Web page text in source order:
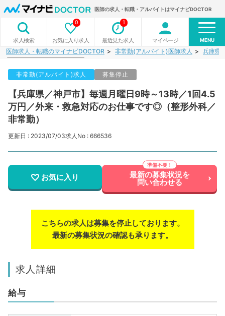
医師の求人・転職・アルバイトはマイナビDOCTOR
求人検索 お気に入り求人
0
最近見た求人
1
マイページ MENU
医師求人・転職のマイナビDOCTOR 非常勤(アルバイト)医師求人 兵庫県
非常勤(アルバイト)求人 募集停止
【兵庫県／神戸市】毎週月曜日9時～13時／1回4.5
万円／外来・救急対応のお仕事です◎（整形外科／
非常勤）
更新日 : 2023/07/03求人No : 666536
お気に入り 最新の募集状況を
問い合わせる
こちらの求人は募集を停止しております。
最新の募集状況の確認も承ります。
求人詳細
給与